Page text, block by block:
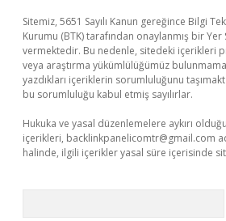
Sitemiz, 5651 Sayılı Kanun gereğince Bilgi
Kurumu (BTK) tarafından onaylanmış bir Yer
vermektedir. Bu nedenle, sitedeki içerikleri
veya araştırma yükümlülüğümüz
yazdıkları içeriklerin sorumluluğunu
bu sorumluluğu kabul etmiş sayılırlar.
Hukuka ve yasal düzenlemelere aykırı
içerikleri, backlinkpanelicomtr@gmail.com
halinde, ilgili içerikler yasal süre içerisinde